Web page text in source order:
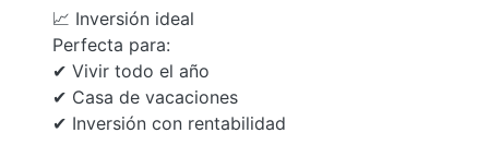
📈 Inversión ideal
Perfecta para:
✔ Vivir todo el año
✔ Casa de vacaciones
✔ Inversión con rentabilidad